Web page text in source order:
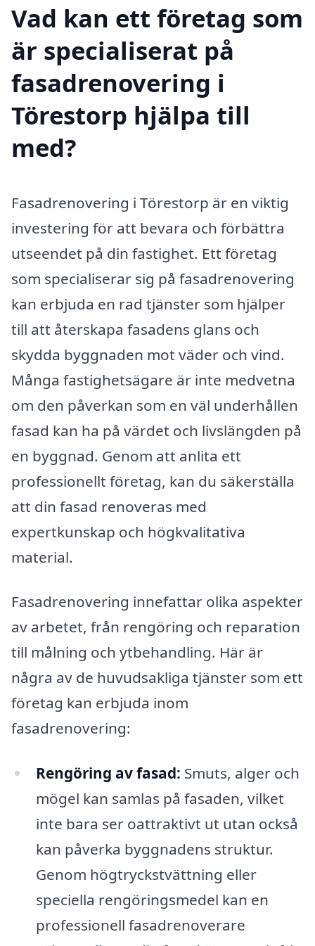
Vad kan ett företag som
är specialiserat på
fasadrenovering i
Törestorp hjälpa till
med?
Fasadrenovering i Törestorp är en viktig
investering för att bevara och förbättra
utseendet på din fastighet. Ett företag
som specialiserar sig på fasadrenovering
kan erbjuda en rad tjänster som hjälper
till att återskapa fasadens glans och
skydda byggnaden mot väder och vind.
Många fastighetsägare är inte medvetna
om den påverkan som en väl underhållen
fasad kan ha på värdet och livslängden på
en byggnad. Genom att anlita ett
professionellt företag, kan du säkerställa
att din fasad renoveras med
expertkunskap och högkvalitativa
material.
Fasadrenovering innefattar olika aspekter
av arbetet, från rengöring och reparation
till målning och ytbehandling. Här är
några av de huvudsakliga tjänster som ett
företag kan erbjuda inom
fasadrenovering:
Rengöring av fasad: Smuts, alger och
mögel kan samlas på fasaden, vilket
inte bara ser oattraktivt ut utan också
kan påverka byggnadens struktur.
Genom högtryckstvättning eller
speciella rengöringsmedel kan en
professionell fasadrenoverare